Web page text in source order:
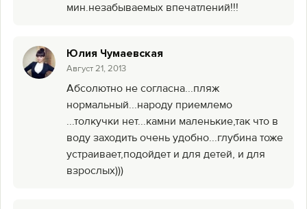
мин.незабываемых впечатлений!!!
Юлия Чумаевская
Август 21, 2013
Абсолютно не согласна...пляж
нормальный...народу приемлемо
...толкучки нет...камни маленькие,так что в
воду заходить очень удобно...глубина тоже
устраивает,подойдет и для детей, и для
взрослых)))